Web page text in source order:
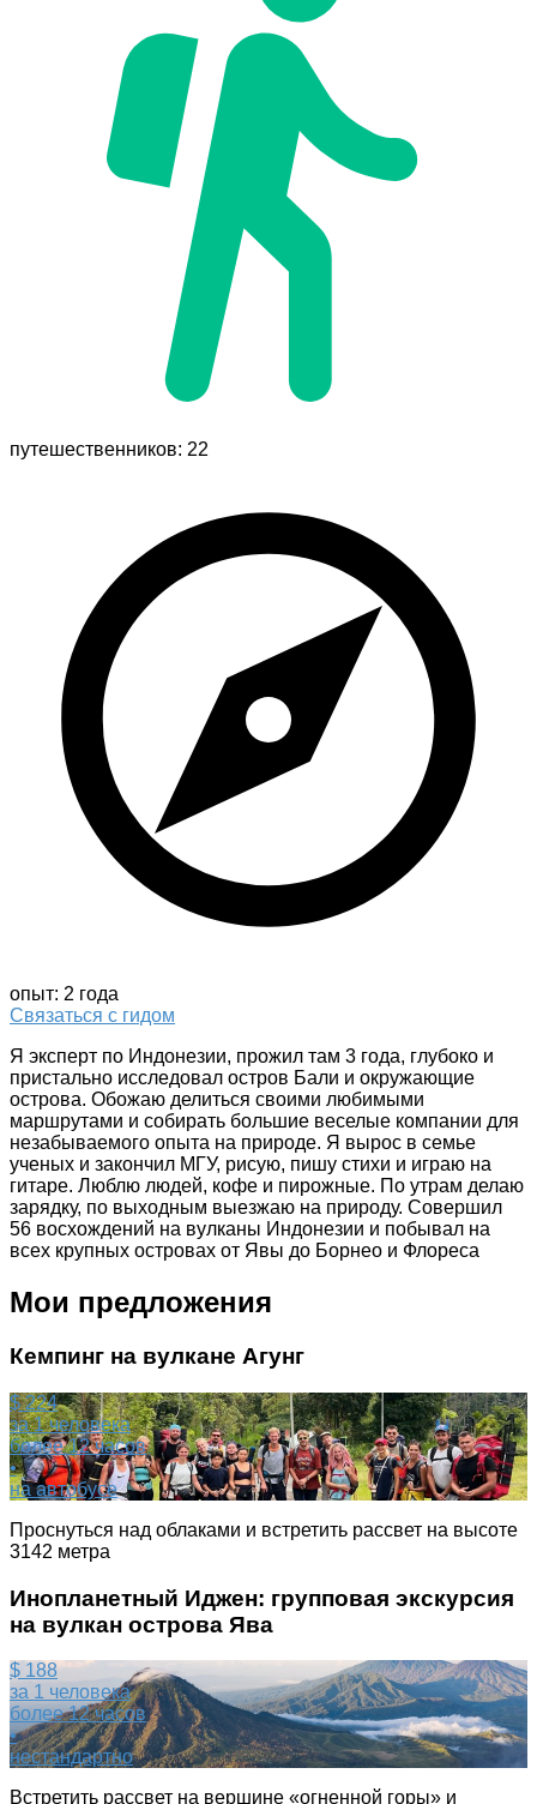
путешественников: 22
опыт: 2 года
Связаться с гидом
Я эксперт по Индонезии, прожил там 3 года, глубоко и
пристально исследовал остров Бали и окружающие
острова. Обожаю делиться своими любимыми
маршрутами и собирать большие веселые компании для
незабываемого опыта на природе. Я вырос в семье
ученых и закончил МГУ, рисую, пишу стихи и играю на
гитаре. Люблю людей, кофе и пирожные. По утрам делаю
зарядку, по выходным выезжаю на природу. Совершил
56 восхождений на вулканы Индонезии и побывал на
всех крупных островах от Явы до Борнео и Флореса
Мои предложения
Кемпинг на вулкане Агунг
$ 224
за 1 человека
более 12 часов
•
на автобусе
Проснуться над облаками и встретить рассвет на высоте
3142 метра
Инопланетный Иджен: групповая экскурсия
на вулкан острова Ява
$ 188
за 1 человека
более 12 часов
•
нестандартно
Встретить рассвет на вершине «огненной горы» и